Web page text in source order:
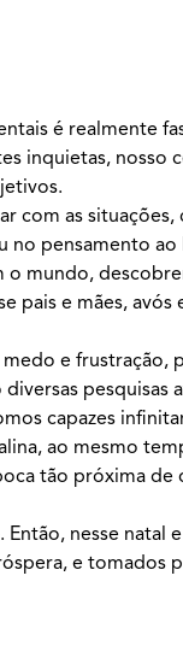
é realmente
inquietas, nosso
com as
no pensamento
mundo,
e mães, avós
medo e frustração,
pesquisas
capazes
ao mesmo
tão próxima de
nesse natal
e tomados